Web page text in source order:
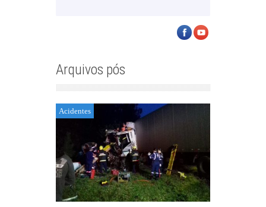
Arquivos pós
Acidentes